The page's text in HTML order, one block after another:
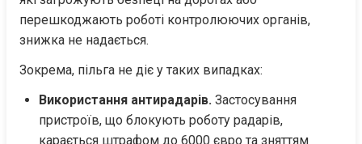
перешкоджають роботі контролюючих органів,
знижка не надається.
Зокрема, пільга не діє у таких випадках:
Використання антирадарів. Застосування
пристроїв, що блокують роботу радарів,
карається штрафом до 6000 євро та зняттям